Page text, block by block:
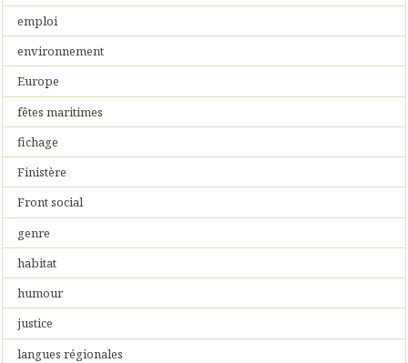
emploi
environnement
Europe
fêtes maritimes
fichage
Finistère
Front social
genre
habitat
humour
justice
langues régionales